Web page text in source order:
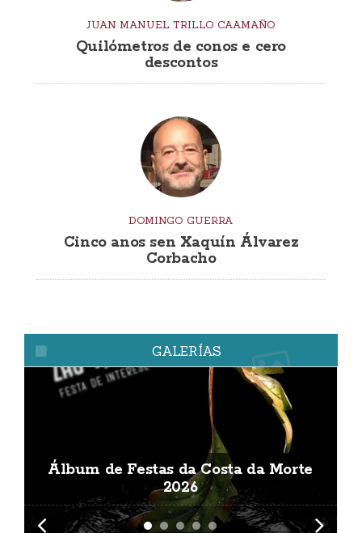
JUAN MANUEL TRILLO CAAMAÑO
Quilómetros de conos e cero
descontos
DOMINGO GUERRA
Cinco anos sen Xaquín Álvarez
Corbacho
GALERÍAS
Álbum de Festas da Costa da Morte
2026